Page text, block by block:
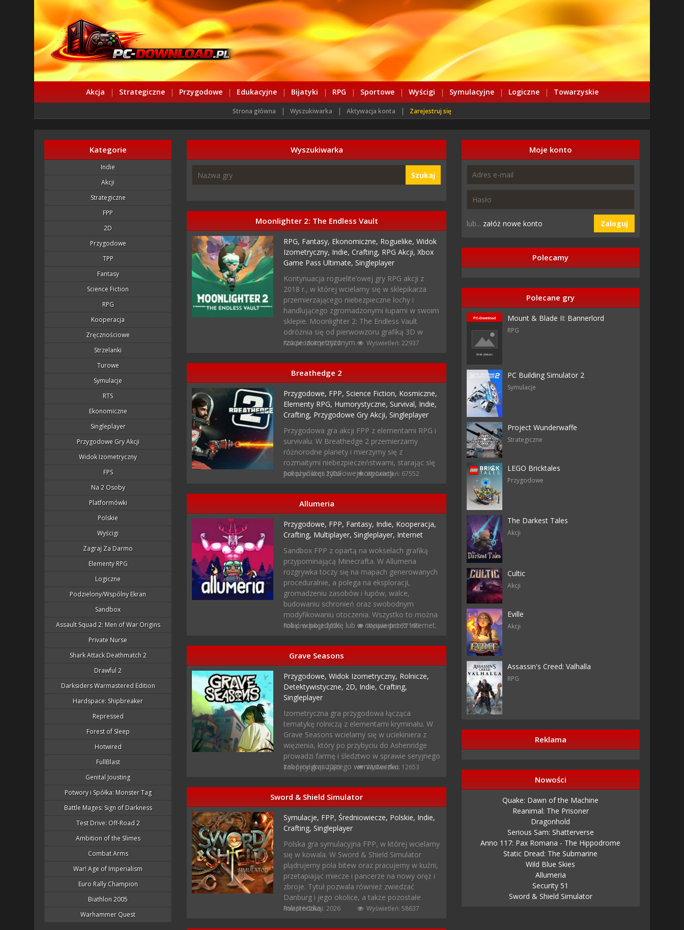
Akcja | Strategiczne | Przygodowe | Edukacyjne | Bijatyki | RPG | Sportowe | Wyścigi | Symulacyjne | Logiczne | Towarzyskie
Strona główna | Wyszukiwarka | Aktywacja konta | Zarejestruj się
Kategorie
Indie
Akcji
Strategiczne
FPP
2D
Przygodowe
TPP
Fantasy
Science Fiction
RPG
Kooperacja
Zręcznościowe
Strzelanki
Turowe
Symulacje
RTS
Ekonomiczne
Singleplayer
Przygodowe Gry Akcji
Widok Izometryczny
FPS
Na 2 Osoby
Platformówki
Polskie
Wyścigi
Zagraj Za Darmo
Elementy RPG
Logiczne
Podzielony/wspólny Ekran
Sandbox
Assault Squad 2: Men of War Origins
Private Nurse
Shark Attack Deathmatch 2
Drawful 2
Darksiders Warmastered Edition
Hardspace: Shipbreaker
Repressed
Forest of Sleep
Hotwired
FullBlast
Genital Jousting
Potwory i Spółka: Monster Tag
Battle Mages: Sign of Darkness
Test Drive: Off-Road 2
Ambition of the Slimes
Combat Arms
War! Age of Imperialism
Euro Rally Champion
Biathlon 2005
Warhammer Quest
Wyszukiwarka
Szukaj
Moonlighter 2: The Endless Vault
RPG, Fantasy, Ekonomiczne, Roguelike,Widok
Izometryczny, Indie,Crafting, RPG Akcji,Xbox
Game Pass Ultimate,Singleplayer
Kontynuacja roguelite’owej gry RPG akcji z
2018 r., w której wcielamy się w sklepikarza
przemierzającego niebezpieczne lochy i
handlującego zgromadzonymi łupami w swoim
sklepie. Moonlighter 2: The Endless Vault
odróżnia się od pierwowzoru grafiką 3D w
rzucie izometrycznym.
Rok produkcji: 2026 Wyświetleń: 22937
Breathedge 2
Przygodowe, FPP,Science Fiction, Kosmiczne,
Elementy RPG, Humorystyczne,Survival, Indie,
Crafting, Przygodowe Gry Akcji,Singleplayer
Przygodowa gra akcji FPP z elementami RPG i
survivalu. W Breathedge 2 przemierzamy
różnorodne planety i mierzymy się z
rozmaitymi niebezpieczeństwami, starając się
położyć kres tytułowej korporacji.
Rok produkcji: 2026 Wyświetleń: 67552
Allumeria
Przygodowe, FPP, Fantasy, Indie, Kooperacja,
Crafting, Multiplayer,Singleplayer, Internet
Sandbox FPP z opartą na wokselach grafiką
przypominającą Minecrafta. W Allumeria
rozgrywka toczy się na mapach generowanych
proceduralnie, a polega na eksploracji,
gromadzeniu zasobów i łupów, walce,
budowaniu schronień oraz swobodnym
modyfikowaniu otoczenia. Wszystko to można
robić w pojedynkę lub w coopie przez Internet.
Rok produkcji: 2026 Wyświetleń: 77169
Grave Seasons
Przygodowe,Widok Izometryczny, Rolnicze,
Detektywistyczne, 2D, Indie,Crafting,
Singleplayer
Izometryczna gra przygodowa łącząca
tematykę rolniczą z elementami kryminału. W
Grave Seasons wcielamy się w uciekiniera z
więzienia, który po przybyciu do Ashenridge
prowadzi farmę i śledztwo w sprawie seryjnego
zabójcy grasującego w miasteczku.
Rok produkcji: 2026 Wyświetleń: 12653
Sword & Shield Simulator
Symulacje, FPP,Średniowiecze, Polskie, Indie,
Crafting,Singleplayer
Polska gra symulacyjna FPP, w której wcielamy
się w kowala. W Sword & Shield Simulator
plądrujemy pola bitew oraz pracujemy w kuźni,
przetapiając miecze i pancerze na nowy oręż i
zbroje. Tytuł pozwala również zwiedzać
Danburg i jego okolice, a także pozostałe
miasteczka.
Rok produkcji: 2026 Wyświetleń: 58637
Moje konto
lub... załóż nowe konto Zaloguj
Polecamy
Polecane gry
Mount & Blade II: Bannerlord
RPG
PC Building Simulator 2
Symulacje
Project Wunderwaffe
Strategiczne
LEGO Bricktales
Przygodowe
The Darkest Tales
Akcji
Cultic
Akcji
Eville
Akcji
Assassin's Creed: Valhalla
RPG
Reklama
Nowości
Quake: Dawn of the Machine
Reanimal: The Prisoner
Dragonhold
Serious Sam: Shatterverse
Anno 117: Pax Romana - The Hippodrome
Static Dread: The Submarine
Wild Blue Skies
Allumeria
Security 51
Sword & Shield Simulator